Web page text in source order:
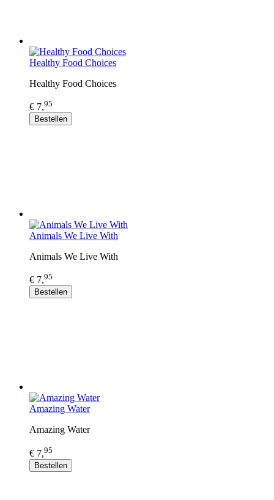
Healthy Food Choices
Healthy Food Choices
€ 7,95
Bestellen
Animals We Live With
Animals We Live With
€ 7,95
Bestellen
Amazing Water
Amazing Water
€ 7,95
Bestellen